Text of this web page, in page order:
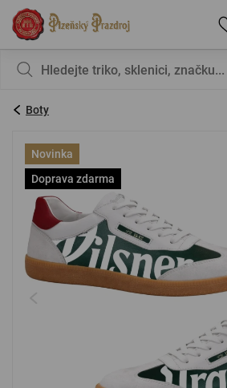
registrujte
Heslo:
PŘIHLÁSIT SE
PŘIHLÁSIT PŘES FACEBOOK
Boty
Novinka
Doprava zdarma